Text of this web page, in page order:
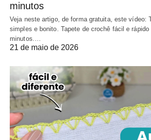
minutos
Veja neste artigo, de forma gratuita, este vídeo:
simples e bonito. Tapete de crochê fácil e
minutos.…
21 de maio de 2026